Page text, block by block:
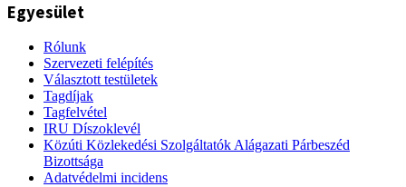
Egyesület
Rólunk
Szervezeti felépítés
Választott testületek
Tagdíjak
Tagfelvétel
IRU Díszoklevél
Közúti Közlekedési Szolgáltatók Alágazati Párbeszéd
Bizottsága
Adatvédelmi incidens